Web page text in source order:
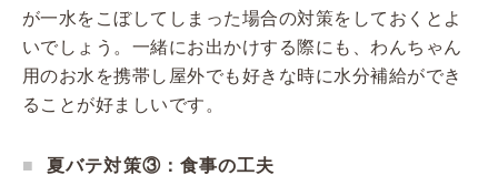
が一水をこぼしてしまった場合の対策をしておくとよ
いでしょう。一緒にお出かけする際にも、わんちゃん
用のお水を携帯し屋外でも好きな時に水分補給ができ
ることが好ましいです。
夏バテ対策③：食事の工夫